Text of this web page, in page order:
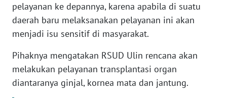
pelayanan ke depannya, karena apabila di suatu
daerah baru melaksanakan pelayanan ini akan
menjadi isu sensitif di masyarakat.
Pihaknya mengatakan RSUD Ulin rencana akan
melakukan pelayanan transplantasi organ
diantaranya ginjal, kornea mata dan jantung.
WN
NTT
WN
KEPRI